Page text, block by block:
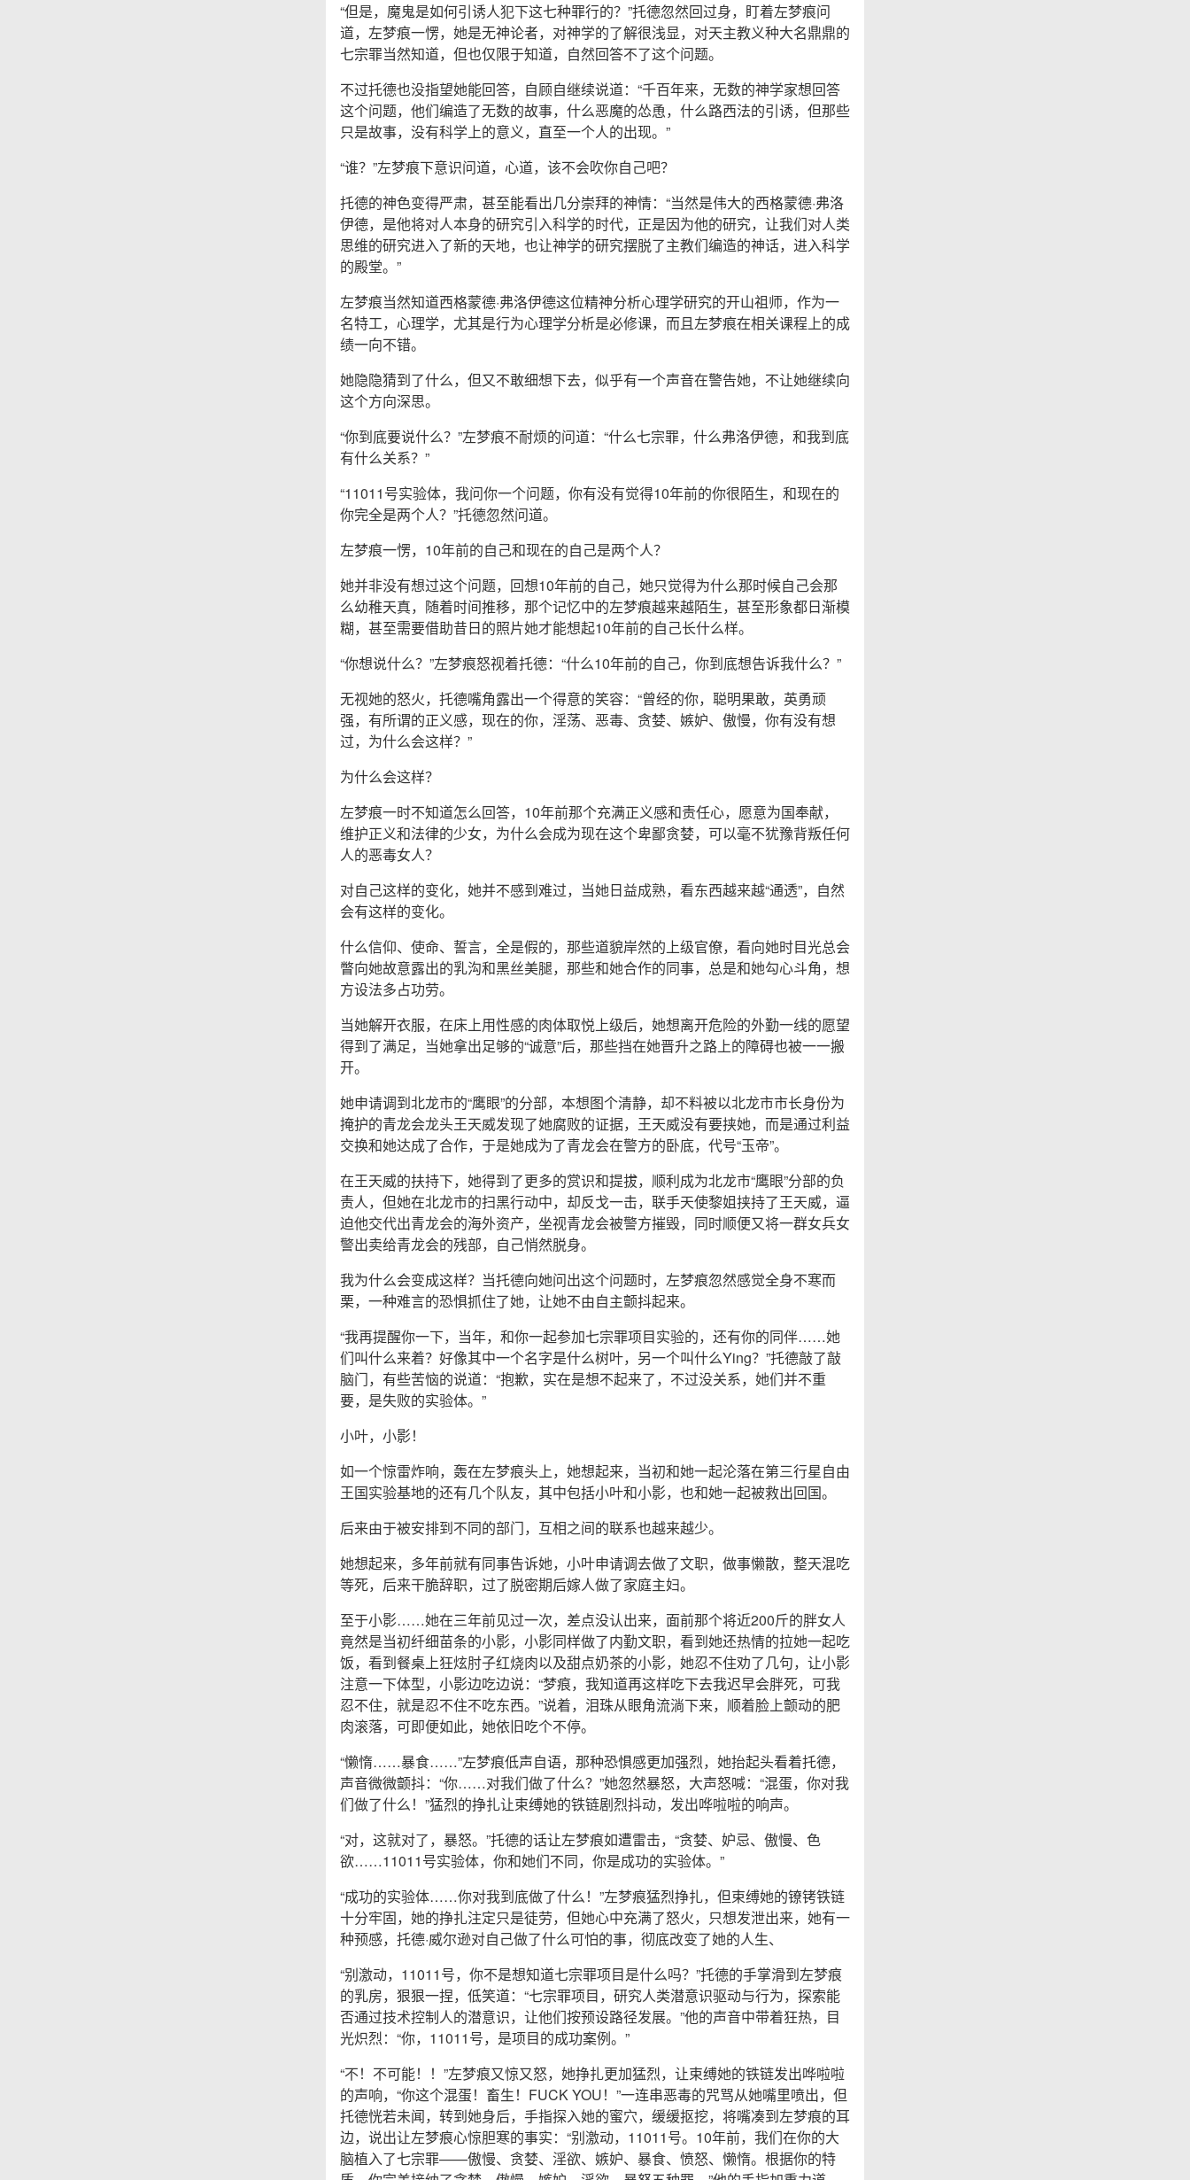
“但是，魔鬼是如何引诱人犯下这七种罪行的？”托德忽然回过身，盯着左梦痕问
道，左梦痕一愣，她是无神论者，对神学的了解很浅显，对天主教义种大名鼎鼎的
七宗罪当然知道，但也仅限于知道，自然回答不了这个问题。
不过托德也没指望她能回答，自顾自继续说道：“千百年来，无数的神学家想回答
这个问题，他们编造了无数的故事，什么恶魔的怂恿，什么路西法的引诱，但那些
只是故事，没有科学上的意义，直至一个人的出现。”
“谁？”左梦痕下意识问道，心道，该不会吹你自己吧？
托德的神色变得严肃，甚至能看出几分崇拜的神情：“当然是伟大的西格蒙德·弗洛
伊德，是他将对人本身的研究引入科学的时代，正是因为他的研究，让我们对人类
思维的研究进入了新的天地，也让神学的研究摆脱了主教们编造的神话，进入科学
的殿堂。”
左梦痕当然知道西格蒙德·弗洛伊德这位精神分析心理学研究的开山祖师，作为一
名特工，心理学，尤其是行为心理学分析是必修课，而且左梦痕在相关课程上的成
绩一向不错。
她隐隐猜到了什么，但又不敢细想下去，似乎有一个声音在警告她，不让她继续向
这个方向深思。
“你到底要说什么？”左梦痕不耐烦的问道：“什么七宗罪，什么弗洛伊德，和我到底
有什么关系？”
“11011号实验体，我问你一个问题，你有没有觉得10年前的你很陌生，和现在的
你完全是两个人？”托德忽然问道。
左梦痕一愣，10年前的自己和现在的自己是两个人？
她并非没有想过这个问题，回想10年前的自己，她只觉得为什么那时候自己会那
么幼稚天真，随着时间推移，那个记忆中的左梦痕越来越陌生，甚至形象都日渐模
糊，甚至需要借助昔日的照片她才能想起10年前的自己长什么样。
“你想说什么？”左梦痕怒视着托德：“什么10年前的自己，你到底想告诉我什么？”
无视她的怒火，托德嘴角露出一个得意的笑容：“曾经的你，聪明果敢，英勇顽
强，有所谓的正义感，现在的你，淫荡、恶毒、贪婪、嫉妒、傲慢，你有没有想
过，为什么会这样？”
为什么会这样？
左梦痕一时不知道怎么回答，10年前那个充满正义感和责任心，愿意为国奉献，
维护正义和法律的少女，为什么会成为现在这个卑鄙贪婪，可以毫不犹豫背叛任何
人的恶毒女人？
对自己这样的变化，她并不感到难过，当她日益成熟，看东西越来越“通透”，自然
会有这样的变化。
什么信仰、使命、誓言，全是假的，那些道貌岸然的上级官僚，看向她时目光总会
瞥向她故意露出的乳沟和黑丝美腿，那些和她合作的同事，总是和她勾心斗角，想
方设法多占功劳。
当她解开衣服，在床上用性感的肉体取悦上级后，她想离开危险的外勤一线的愿望
得到了满足，当她拿出足够的“诚意”后，那些挡在她晋升之路上的障碍也被一一搬
开。
她申请调到北龙市的“鹰眼”的分部，本想图个清静，却不料被以北龙市市长身份为
掩护的青龙会龙头王天威发现了她腐败的证据，王天威没有要挟她，而是通过利益
交换和她达成了合作，于是她成为了青龙会在警方的卧底，代号“玉帝”。
在王天威的扶持下，她得到了更多的赏识和提拔，顺利成为北龙市“鹰眼”分部的负
责人，但她在北龙市的扫黑行动中，却反戈一击，联手天使黎姐挟持了王天威，逼
迫他交代出青龙会的海外资产，坐视青龙会被警方摧毁，同时顺便又将一群女兵女
警出卖给青龙会的残部，自己悄然脱身。
我为什么会变成这样？当托德向她问出这个问题时，左梦痕忽然感觉全身不寒而
栗，一种难言的恐惧抓住了她，让她不由自主颤抖起来。
“我再提醒你一下，当年，和你一起参加七宗罪项目实验的，还有你的同伴……她
们叫什么来着？好像其中一个名字是什么树叶，另一个叫什么Ying？”托德敲了敲
脑门，有些苦恼的说道：“抱歉，实在是想不起来了，不过没关系，她们并不重
要，是失败的实验体。”
小叶，小影！
如一个惊雷炸响，轰在左梦痕头上，她想起来，当初和她一起沦落在第三行星自由
王国实验基地的还有几个队友，其中包括小叶和小影，也和她一起被救出回国。
后来由于被安排到不同的部门，互相之间的联系也越来越少。
她想起来，多年前就有同事告诉她，小叶申请调去做了文职，做事懒散，整天混吃
等死，后来干脆辞职，过了脱密期后嫁人做了家庭主妇。
至于小影……她在三年前见过一次，差点没认出来，面前那个将近200斤的胖女人
竟然是当初纤细苗条的小影，小影同样做了内勤文职，看到她还热情的拉她一起吃
饭，看到餐桌上狂炫肘子红烧肉以及甜点奶茶的小影，她忍不住劝了几句，让小影
注意一下体型，小影边吃边说：“梦痕，我知道再这样吃下去我迟早会胖死，可我
忍不住，就是忍不住不吃东西。”说着，泪珠从眼角流淌下来，顺着脸上颤动的肥
肉滚落，可即便如此，她依旧吃个不停。
“懒惰……暴食……”左梦痕低声自语，那种恐惧感更加强烈，她抬起头看着托德，
声音微微颤抖：“你……对我们做了什么？”她忽然暴怒，大声怒喊：“混蛋，你对我
们做了什么！”猛烈的挣扎让束缚她的铁链剧烈抖动，发出哗啦啦的响声。
“对，这就对了，暴怒。”托德的话让左梦痕如遭雷击，“贪婪、妒忌、傲慢、色
欲……11011号实验体，你和她们不同，你是成功的实验体。”
“成功的实验体……你对我到底做了什么！”左梦痕猛烈挣扎，但束缚她的镣铐铁链
十分牢固，她的挣扎注定只是徒劳，但她心中充满了怒火，只想发泄出来，她有一
种预感，托德·威尔逊对自己做了什么可怕的事，彻底改变了她的人生、
“别激动，11011号，你不是想知道七宗罪项目是什么吗？”托德的手掌滑到左梦痕
的乳房，狠狠一捏，低笑道：“七宗罪项目，研究人类潜意识驱动与行为，探索能
否通过技术控制人的潜意识，让他们按预设路径发展。”他的声音中带着狂热，目
光炽烈：“你，11011号，是项目的成功案例。”
“不！不可能！！”左梦痕又惊又怒，她挣扎更加猛烈，让束缚她的铁链发出哗啦啦
的声响，“你这个混蛋！畜生！FUCK YOU！”一连串恶毒的咒骂从她嘴里喷出，但
托德恍若未闻，转到她身后，手指探入她的蜜穴，缓缓抠挖，将嘴凑到左梦痕的耳
边，说出让左梦痕心惊胆寒的事实：“别激动，11011号。10年前，我们在你的大
脑植入了七宗罪——傲慢、贪婪、淫欲、嫉妒、暴食、愤怒、懒惰。根据你的特